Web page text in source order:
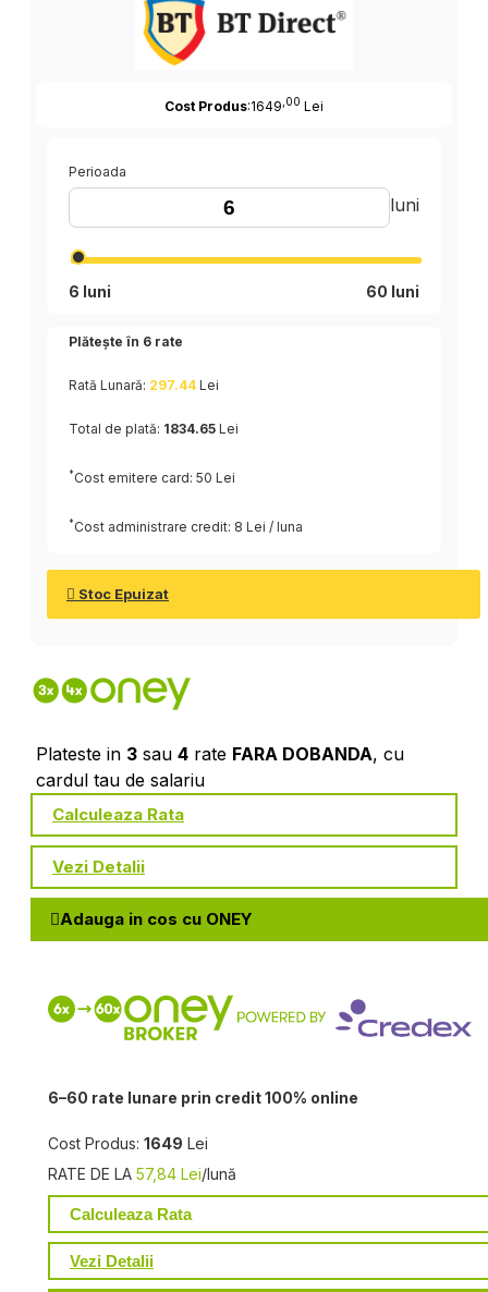
Cost Produs:1649 ,00 Lei
Perioada
luni
6 luni 60 luni
Plătește în 6 rate
Rată Lunară: 297.44 Lei
Total de plată: 1834.65 Lei
* Cost emitere card: 50 Lei
* Cost administrare credit: 8 Lei / luna
Stoc Epuizat
Plateste in 3 sau 4 rate FARA DOBANDA, cu
cardul tau de salariu
Calculeaza Rata
Vezi Detalii
Adauga in cos cu ONEY
6–60 rate lunare prin credit 100% online
Cost Produs: 1649 Lei
RATE DE LA 57,84 Lei/lună
Calculeaza Rata
Vezi Detalii